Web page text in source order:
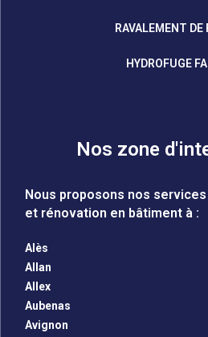
RAVALEMENT DE
HYDROFUGE
Nos zone
Nous proposons nos
et rénovation en bâtiment à :
Alès
Allan
Allex
Aubenas
Avignon